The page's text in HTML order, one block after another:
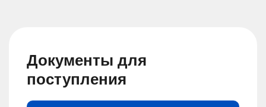
Документы для
поступления